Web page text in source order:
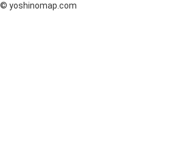
© yoshinomap.com